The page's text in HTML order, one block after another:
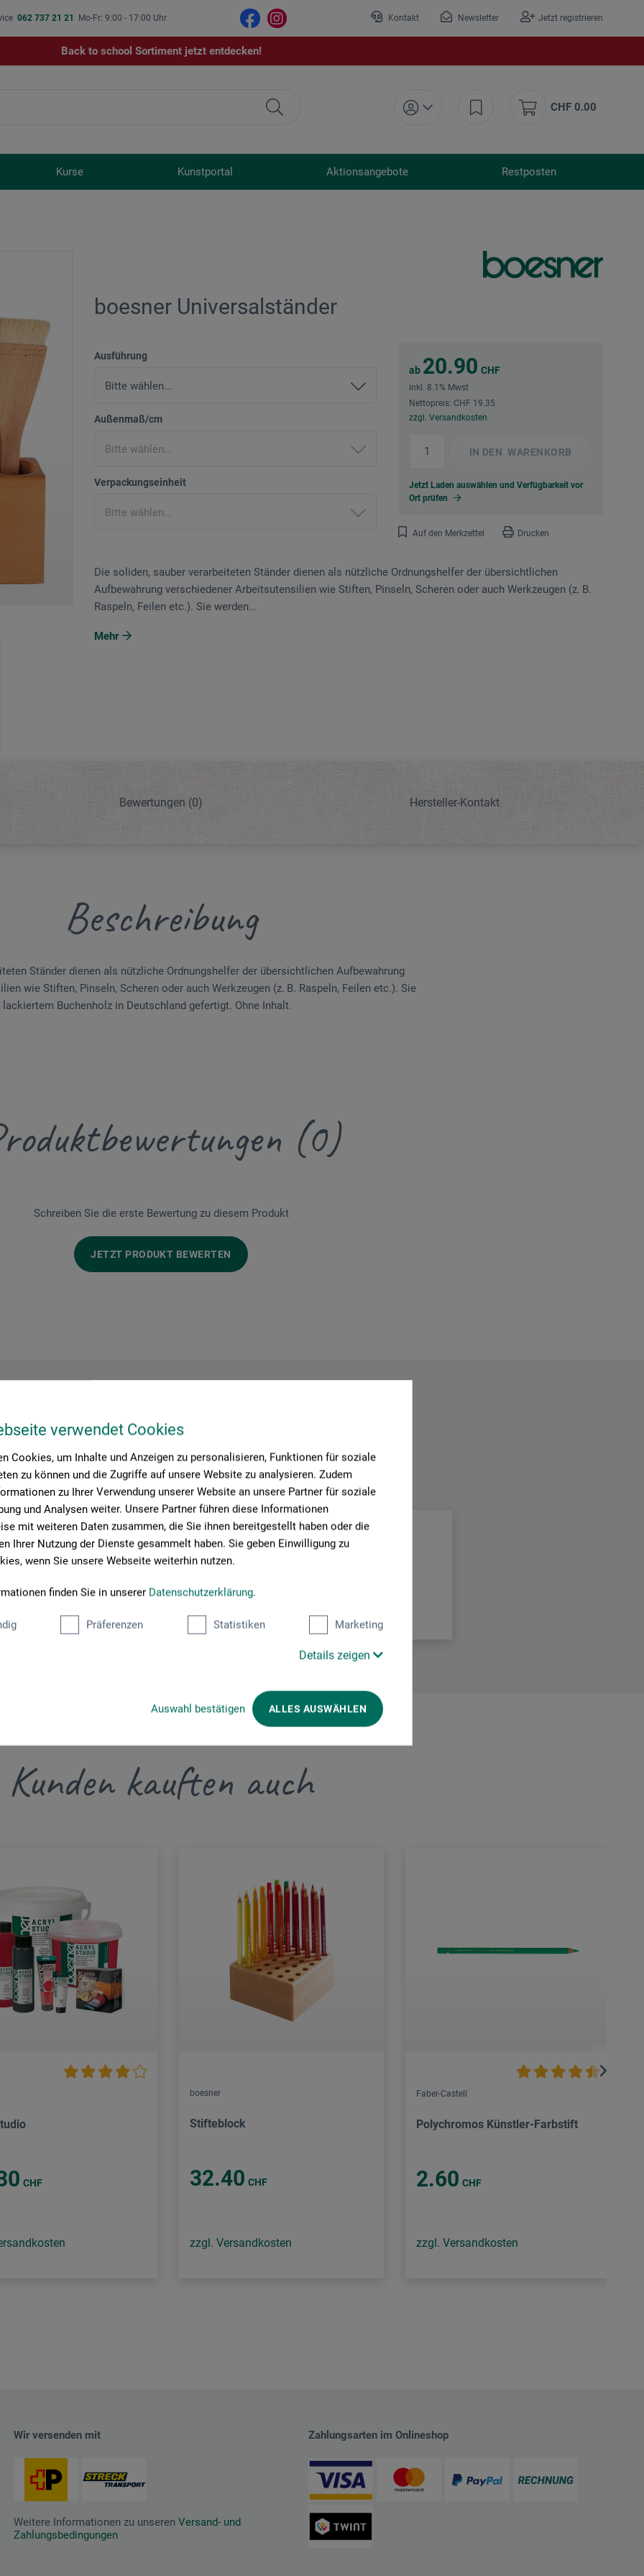
verwendet Cookies
Cookies, um Inhalte und Anzeigen zu personalisieren, Funktionen für soziale
zu können und die Zugriffe auf unsere Website zu analysieren. Zudem
zu Ihrer Verwendung unserer Website an unsere Partner für soziale
und Analysen weiter. Unsere Partner führen diese Informationen
mit weiteren Daten zusammen, die Sie ihnen bereitgestellt haben oder die
Ihrer Nutzung der Dienste gesammelt haben. Sie geben Einwilligung zu
wenn Sie unsere Webseite weiterhin nutzen.
finden Sie in unserer Datenschutzerklärung.
Präferenzen Statistiken Marketing
Details zeigen
Auswahl bestätigen ALLES AUSWÄHLEN
062 737 21 21 Mo-Fr: 9:00 - 17:00 Uhr Kontakt Newsletter Jetzt registrieren
Back to school Sortiment jetzt entdecken!
CHF 0.00
Kurse Kunstportal Aktionsangebote Restposten
boesner Universalständer
Ausführung
Außenmaß/cm
Verpackungseinheit
ab 20.90 CHF
inkl. 8.1% Mwst
Nettopreis: CHF 19.35
zzgl. Versandkosten
IN DEN WARENKORB
Jetzt Laden auswählen und Verfügbarkeit vor
Ort prüfen
Auf den Merkzettel Drucken
Die soliden, sauber verarbeiteten Ständer dienen als nützliche Ordnungshelfer der übersichtlichen
Aufbewahrung verschiedener Arbeitsutensilien wie Stiften, Pinseln, Scheren oder auch Werkzeugen (z. B.
Raspeln, Feilen etc.). Sie werden...
Mehr
Bewertungen (0) Hersteller-Kontakt
Beschreibung
Ständer dienen als nützliche Ordnungshelfer der übersichtlichen Aufbewahrung
wie Stiften, Pinseln, Scheren oder auch Werkzeugen (z. B. Raspeln, Feilen etc.). Sie
Buchenholz in Deutschland gefertigt. Ohne Inhalt.
(0)
Schreiben Sie die erste Bewertung zu diesem Produkt
JETZT PRODUKT BEWERTEN
Hersteller-Kontakt
finden Sie die Kontaktdaten des Herstellers zu diesem Produkt.
+ innovations
Kunden kauften auch
CHF
boesner
Stifteblock
32.40 CHF
zzgl. Versandkosten
Faber-Castell
Polychromos Künstler-Farbstift
2.60 CHF
zzgl. Versandkosten
Wir versenden mit
Weitere Informationen zu unseren Versand- und
Zahlungsbedingungen
Zahlungsarten im Onlineshop